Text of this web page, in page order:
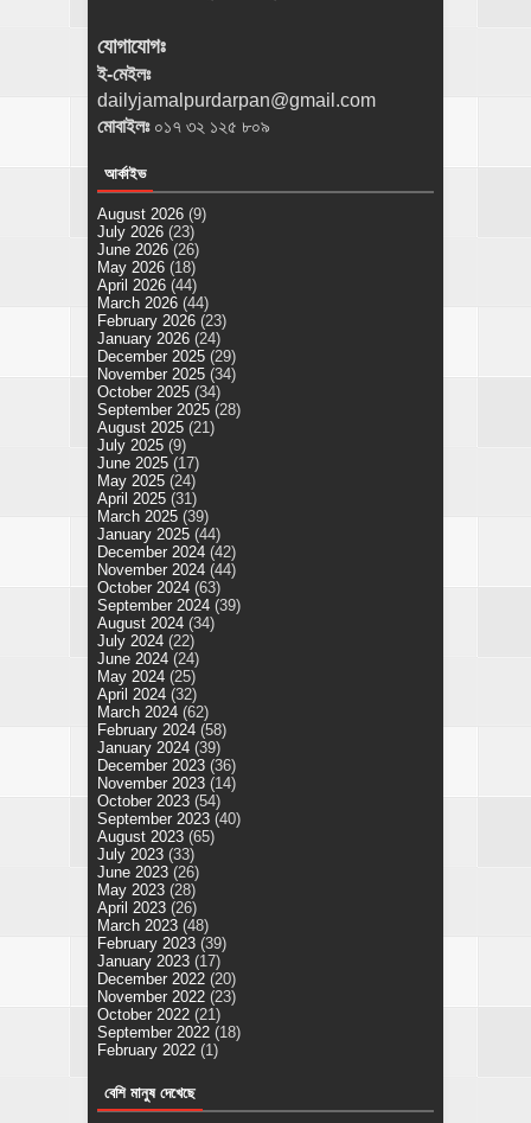
যোগাযোগঃ
ই-মেইলঃ
dailyjamalpurdarpan@gmail.com
মোবাইলঃ ০১৭ ৩২ ১২৫ ৮০৯
আর্কাইভ
August 2026 (9)
July 2026 (23)
June 2026 (26)
May 2026 (18)
April 2026 (44)
March 2026 (44)
February 2026 (23)
January 2026 (24)
December 2025 (29)
November 2025 (34)
October 2025 (34)
September 2025 (28)
August 2025 (21)
July 2025 (9)
June 2025 (17)
May 2025 (24)
April 2025 (31)
March 2025 (39)
January 2025 (44)
December 2024 (42)
November 2024 (44)
October 2024 (63)
September 2024 (39)
August 2024 (34)
July 2024 (22)
June 2024 (24)
May 2024 (25)
April 2024 (32)
March 2024 (62)
February 2024 (58)
January 2024 (39)
December 2023 (36)
November 2023 (14)
October 2023 (54)
September 2023 (40)
August 2023 (65)
July 2023 (33)
June 2023 (26)
May 2023 (28)
April 2023 (26)
March 2023 (48)
February 2023 (39)
January 2023 (17)
December 2022 (20)
November 2022 (23)
October 2022 (21)
September 2022 (18)
February 2022 (1)
বেশি মানুষ দেখেছে